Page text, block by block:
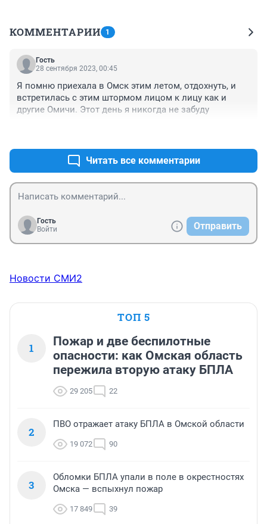
КОММЕНТАРИИ 1
Гость
28 сентября 2023, 00:45
Я помню приехала в Омск этим летом, отдохнуть, и
встретилась с этим штормом лицом к лицу как и
другие Омичи. Этот день я никогда не забуду
Читать все комментарии
Гость
Войти
Отправить
Новости СМИ2
ТОП 5
1
Пожар и две беспилотные
опасности: как Омская область
пережила вторую атаку БПЛА
29 205 22
2
ПВО отражает атаку БПЛА в Омской области
19 072 90
3
Обломки БПЛА упали в поле в окрестностях
Омска — вспыхнул пожар
17 849 39